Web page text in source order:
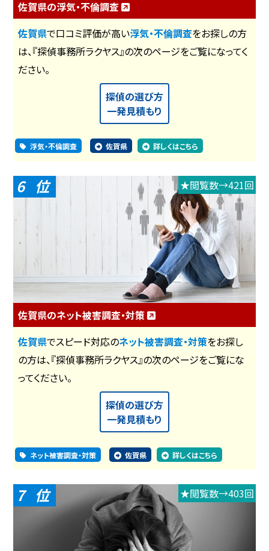
佐賀県の浮気・不倫調査
佐賀県で口コミ評価が高い浮気・不倫調査をお探しの方
は、『探偵事務所ラクヤス』の次のページをご覧になってく
ださい。
探偵の選び方
一発見積もり
浮気・不倫調査 佐賀県 詳しくはこちら
6 ★閲覧数→421回
佐賀県のネット被害調査・対策
佐賀県でスピード対応のネット被害調査・対策をお探し
の方は、『探偵事務所ラクヤス』の次のページをご覧にな
ってください。
探偵の選び方
一発見積もり
ネット被害調査・対策 佐賀県 詳しくはこちら
7 ★閲覧数→403回